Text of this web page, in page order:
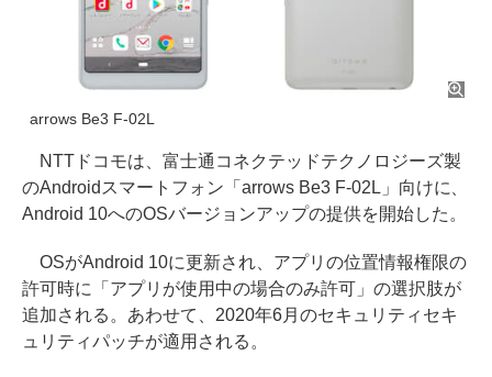
arrows Be3 F-02L
NTTドコモは、富士通コネクテッドテクノロジーズ製
のAndroidスマートフォン「arrows Be3 F-02L」向けに、
Android 10へのOSバージョンアップの提供を開始した。
OSがAndroid 10に更新され、アプリの位置情報権限の
許可時に「アプリが使用中の場合のみ許可」の選択肢が
追加される。あわせて、2020年6月のセキュリティセキ
ュリティパッチが適用される。